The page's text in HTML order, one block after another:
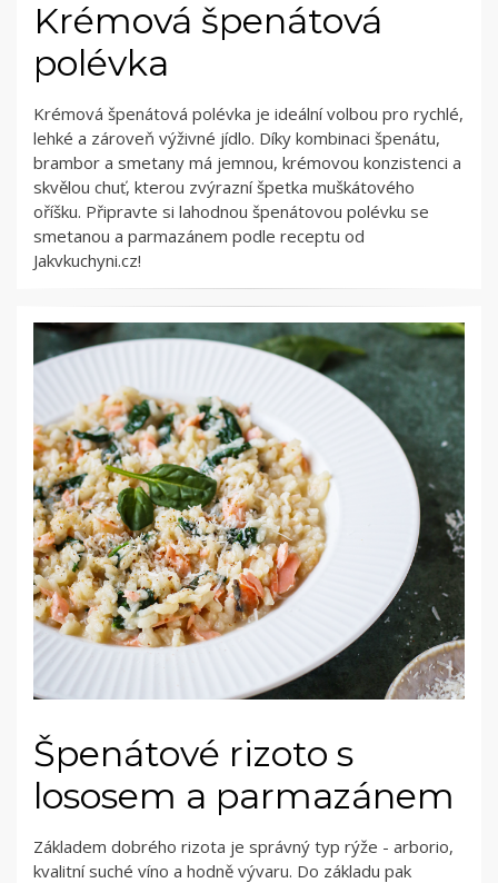
Krémová špenátová
polévka
Krémová špenátová polévka je ideální volbou pro rychlé,
lehké a zároveň výživné jídlo. Díky kombinaci špenátu,
brambor a smetany má jemnou, krémovou konzistenci a
skvělou chuť, kterou zvýrazní špetka muškátového
oříšku. Připravte si lahodnou špenátovou polévku se
smetanou a parmazánem podle receptu od
Jakvkuchyni.cz!
Špenátové rizoto s
lososem a parmazánem
Základem dobrého rizota je správný typ rýže - arborio,
kvalitní suché víno a hodně vývaru. Do základu pak